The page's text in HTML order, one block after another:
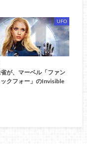
UFO
が、マーベル「ファン
クフォー」のInvisible